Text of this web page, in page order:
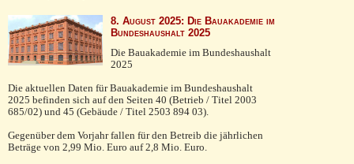
8. August 2025: Die Bauakademie im
Bundeshaushalt 2025
Die Bauakademie im Bundeshaushalt
2025
Die aktuellen Daten für Bauakademie im Bundeshaushalt
2025 befinden sich auf den Seiten 40 (Betrieb / Titel 2003
685/02) und 45 (Gebäude / Titel 2503 894 03).
Gegenüber dem Vorjahr fallen für den Betreib die jährlichen
Beträge von 2,99 Mio. Euro auf 2,8 Mio. Euro.